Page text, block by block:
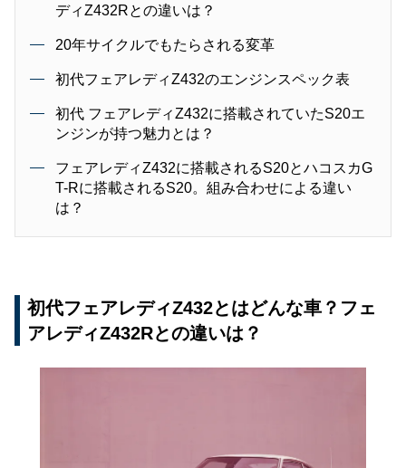
ディZ432Rとの違いは？
20年サイクルでもたらされる変革
初代フェアレディZ432のエンジンスペック表
初代 フェアレディZ432に搭載されていたS20エ
ンジンが持つ魅力とは？
フェアレディZ432に搭載されるS20とハコスカG
T-Rに搭載されるS20。組み合わせによる違い
は？
初代フェアレディZ432とはどんな車？フェ
アレディZ432Rとの違いは？